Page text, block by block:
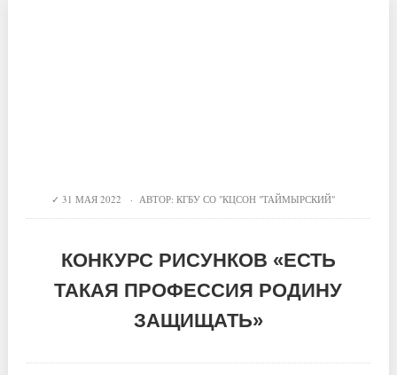
31 МАЯ 2022 · АВТОР:КГБУ СО "КЦСОН "ТАЙМЫРСКИЙ"
КОНКУРС РИСУНКОВ «ЕСТЬ
ТАКАЯ ПРОФЕССИЯ РОДИНУ
ЗАЩИЩАТЬ»